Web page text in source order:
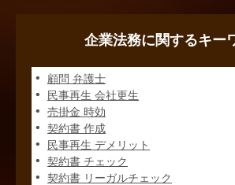
企業法務に関するキー
顧問 弁護士
民事再生 会社更生
売掛金 時効
契約書 作成
民事再生 デメリット
契約書 チェック
契約書 リーガルチェック